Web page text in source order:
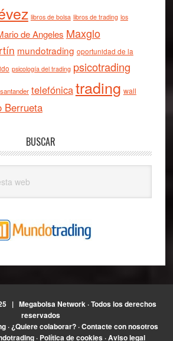
libros de bolsa libros de trading los
de Angeles Maxglo
mundotrading oportunidad de la
psicología del trading psicotrading
santander telefónicatrading wall
Berrueta
BUSCAR
| Megabolsa Network· Todos los derechos
reservados
·¿Quiere colaborar? ·Contacte con nosotros
· Política de cookies·Aviso legal